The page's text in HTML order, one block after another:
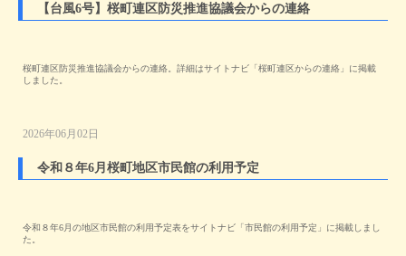
【台風6号】桜町連区防災推進協議会からの連絡
桜町連区防災推進協議会からの連絡。詳細はサイトナビ「桜町連区からの連絡」に掲載
しました。
2026年06月02日
令和８年6月桜町地区市民館の利用予定
令和８年6月の地区市民館の利用予定表をサイトナビ「市民館の利用予定」に掲載しまし
た。